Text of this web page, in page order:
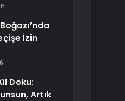
İzin
Doku:
Artık